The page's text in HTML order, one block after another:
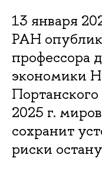
13 января
РАН
профессора
экономики
2025 г.
сохранит
риски